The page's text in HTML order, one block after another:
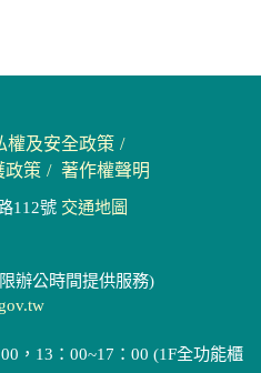
權及安全政策
政策
著作權聲明
112號 交通地圖
辦公時間提供服務)
，13：00~17：00 (1F全功能櫃